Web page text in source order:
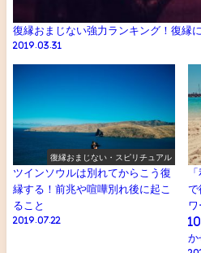
復縁おまじない強力ランキング！復縁
2019.03.31
復縁おまじない・スピリチュアル
ツインソウルは別れてからこう復
縁する！前兆や喧嘩別れ後に起こ
ること
2019.07.22
で
ワ
か